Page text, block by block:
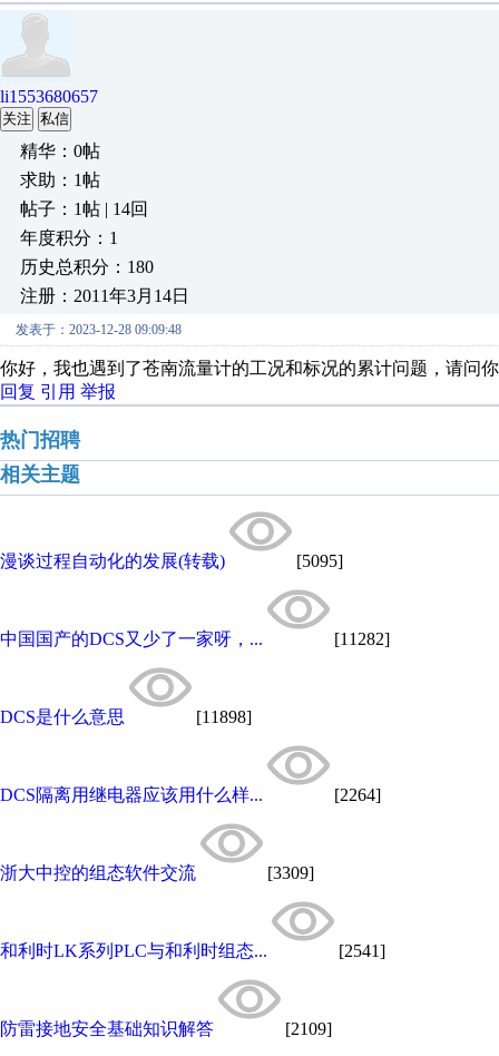
li1553680657
关注 私信
精华：0帖
求助：1帖
帖子：1帖 | 14回
年度积分：1
历史总积分：180
注册：2011年3月14日
发表于：2023-12-28 09:09:48
你好，我也遇到了苍南流量计的工况和标况的累计问题，请问
回复 引用 举报
热门招聘
相关主题
漫谈过程自动化的发展(转载) [5095]
中国国产的DCS又少了一家呀，... [11282]
DCS是什么意思 [11898]
DCS隔离用继电器应该用什么样... [2264]
浙大中控的组态软件交流 [3309]
和利时LK系列PLC与和利时组态... [2541]
防雷接地安全基础知识解答 [2109]